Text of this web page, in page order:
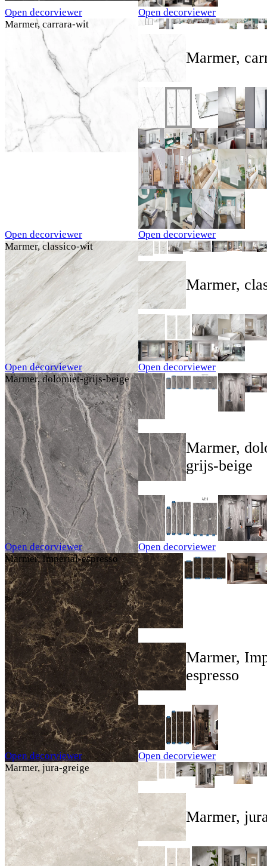
Open decorviewer
Open decorviewer
Marmer, carrara-wit
Open decorviewer
Marmer,
Open decorviewer
Marmer, classico-wit
Open decorviewer
Marmer,
Open decorviewer
Marmer, dolomiet-grijs-beige
Open decorviewer
Marmer,
grijs-beige
Open decorviewer
Marmer, Imperial-espresso
Open decorviewer
Marmer,
espresso
Open decorviewer
Marmer, jura-greige
Marmer,